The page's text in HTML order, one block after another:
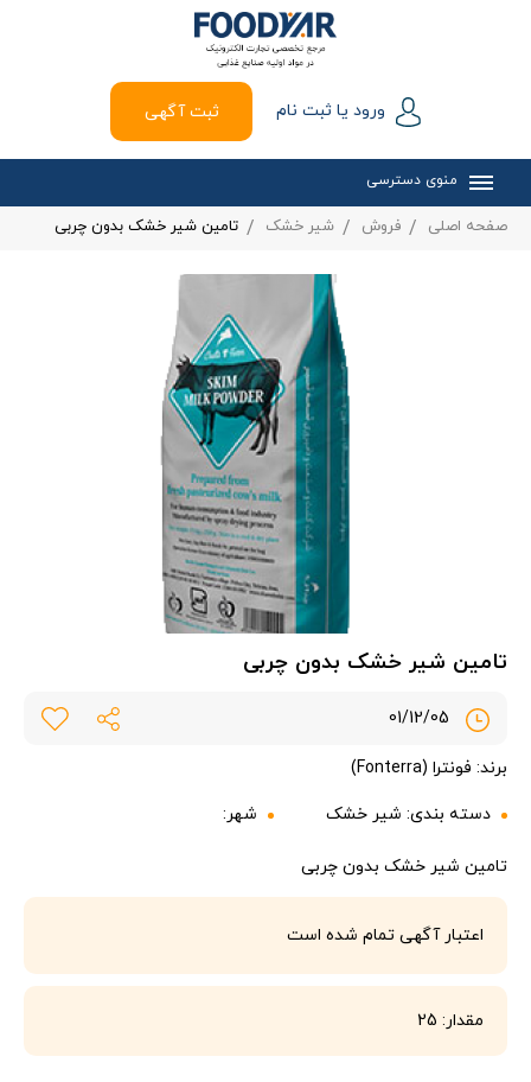
ورود یا ثبت نام ثبت آگهی
منوی دسترسی
صفحه اصلی فروش شیر خشک تامین شیر خشک بدون چربی
تامین شیر خشک بدون چربی
برند: فونترا (Fonterra)
دسته بندی: شیر خشک شهر:
تامین شیر خشک بدون چربی
اعتبار آگهی تمام شده است
مقدار: 25